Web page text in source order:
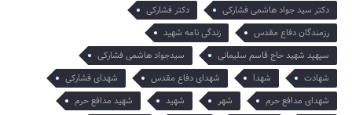
دکتر سید جواد هاشمی فشارکی
دکتر فشارکی
رزمندگان دفاع مقدس
زندگی نامه شهید
سپهپد شهید حاج قاسم سلیمانی
سیدجواد هاشمی فشارکی
شهادت
شهدا شهدای دفاع مقدس
شهدای فشارکی
شهدای مدافع حرم
شهر شهید
شهید مدافع حرم